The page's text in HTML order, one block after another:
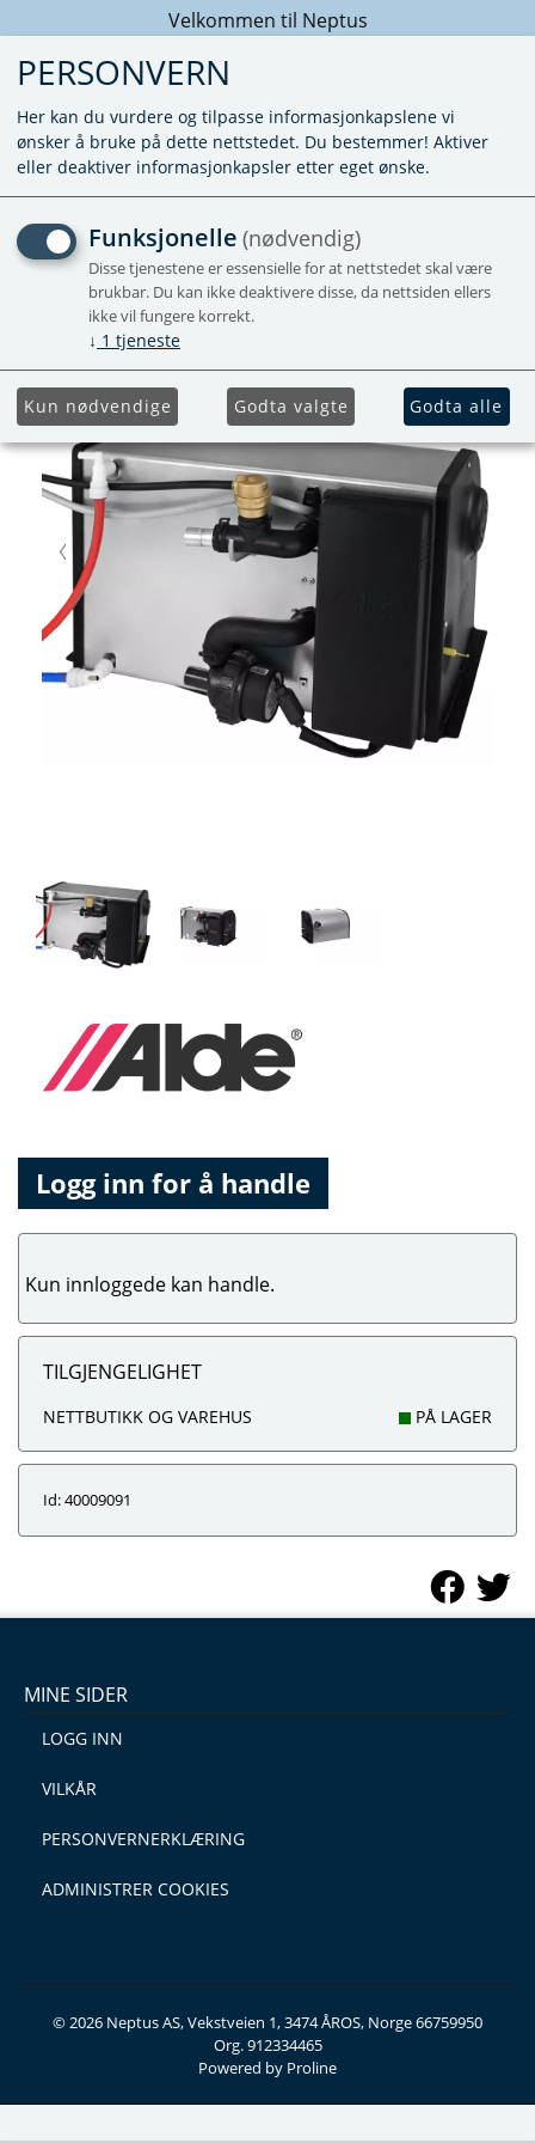
Velkommen til Neptus
ALDE COMPACT 4000 D
VARMER
Logg inn for å handle
Kun innloggede kan handle.
TILGJENGELIGHET
NETTBUTIKK OG VAREHUS PÅ LAGER
Id: 40009091
MINE SIDER
LOGG INN
VILKÅR
PERSONVERNERKLÆRING
ADMINISTRER COOKIES
© 2026 Neptus AS, Vekstveien 1, 3474 ÅROS, Norge 66759950
Org. 912334465
Powered by Proline
PERSONVERN
Her kan du vurdere og tilpasse informasjonkapslene vi
ønsker å bruke på dette nettstedet. Du bestemmer! Aktiver
eller deaktiver informasjonkapsler etter eget ønske.
Funksjonelle (nødvendig)
Disse tjenestene er essensielle for at nettstedet skal være
brukbar. Du kan ikke deaktivere disse, da nettsiden ellers
ikke vil fungere korrekt.
↓ 1 tjeneste
Kun nødvendige Godta valgte Godta alle